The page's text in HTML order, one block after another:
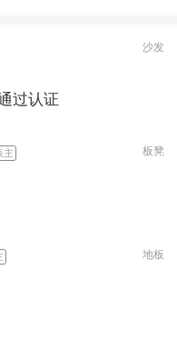
沙发
过认证
主 板凳
地板